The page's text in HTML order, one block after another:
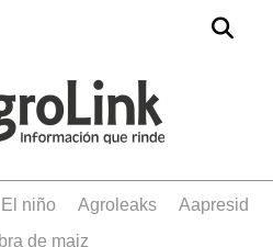
el niño Agroleaks
aapresid
de maiz